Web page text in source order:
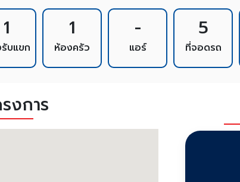
1
บแขก
1
ห้องครัว
-
แอร์
5
ที่จอดรถ
งการ